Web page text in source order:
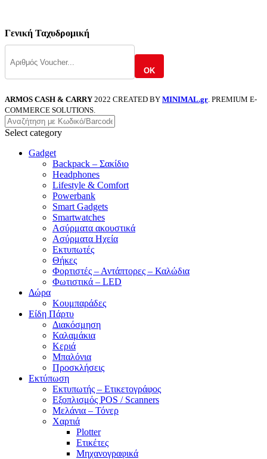
Γενική Ταχυδρομική
OK
ARMOS CASH & CARRY 2022 CREATED BY MINIMAL.gr. PREMIUM E-
COMMERCE SOLUTIONS.
Select category
Gadget
Backpack – Σακίδιο
Headphones
Lifestyle & Comfort
Powerbank
Smart Gadgets
Smartwatches
Ασύρματα ακουστικά
Ασύρματα Ηχεία
Εκτυπωτές
Θήκες
Φορτιστές – Αντάπτορες – Καλώδια
Φωτιστικά – LED
Δώρα
Κουμπαράδες
Είδη Πάρτυ
Διακόσμηση
Καλαμάκια
Κεριά
Μπαλόνια
Προσκλήσεις
Εκτύπωση
Εκτυπωτής – Ετικετογράφος
Εξοπλισμός POS / Scanners
Μελάνια – Τόνερ
Χαρτιά
Plotter
Ετικέτες
Μηχανογραφικά